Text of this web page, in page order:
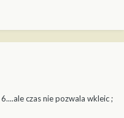
czas nie pozwala wkleic ;